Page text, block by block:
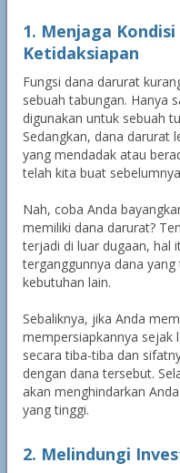
1. Menjaga
Ketidaksiapan
Fungsi dana darurat
sebuah tabungan. Hanya
digunakan untuk sebuah
Sedangkan, dana darurat
yang mendadak atau
telah kita buat
Nah, coba Anda
memiliki dana darurat?
terjadi di luar dugaan, hal
terganggunnya dana
kebutuhan lain.
Sebaliknya, jika Anda
mempersiapkannya sejak
secara tiba-tiba dan
dengan dana tersebut.
akan menghindarkan
yang tinggi.
2. Melindungi